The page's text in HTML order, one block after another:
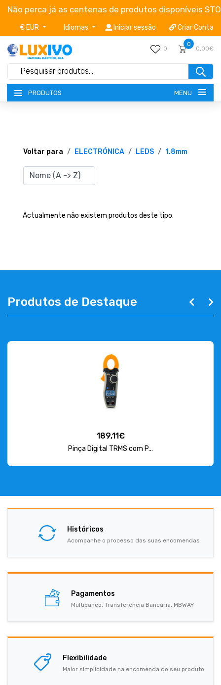
Não perca já as centenas de produtos disponíveis
€ EUR Idiomas Iniciar sessão Criar Conta
0
0
0,00€
PRODUTOS MENU
TERMOS E CONDIÇÕES
CATÁLOGOS
Voltar para ELECTRÓNICA LEDS 1.8mm
Actualmente não existem produtos deste tipo.
Produtos de Destaque
189,11€
Pinça Digital TRMS com P...
Históricos
Acompanhe o processo das suas encomendas
Pagamentos
Multibanco, Transferência Bancária, MBWAY
Flexibilidade
Maior simplicidade na encomenda do seu produto